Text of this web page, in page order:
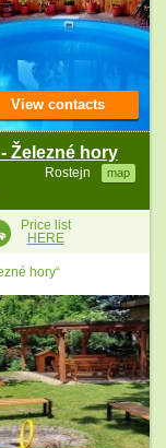
Železné hory
Rostejn map
View contacts
Price list
HERE
hory“